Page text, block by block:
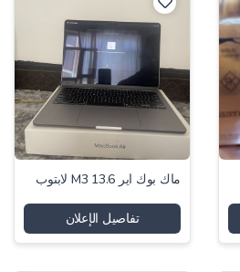
ماك بوك اير 13.6 M3 لابتوب
تفاصيل الإعلان